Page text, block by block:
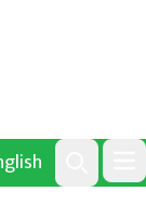
Search